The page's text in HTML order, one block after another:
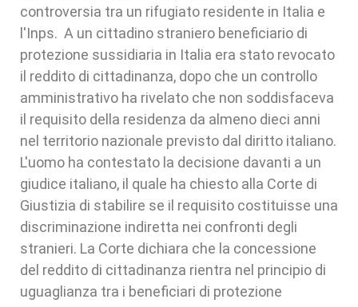
controversia tra un rifugiato residente in Italia e
l'Inps. A un cittadino straniero beneficiario di
protezione sussidiaria in Italia era stato revocato
il reddito di cittadinanza, dopo che un controllo
amministrativo ha rivelato che non soddisfaceva
il requisito della residenza da almeno dieci anni
nel territorio nazionale previsto dal diritto italiano.
L'uomo ha contestato la decisione davanti a un
giudice italiano, il quale ha chiesto alla Corte di
Giustizia di stabilire se il requisito costituisse una
discriminazione indiretta nei confronti degli
stranieri. La Corte dichiara che la concessione
del reddito di cittadinanza rientra nel principio di
uguaglianza tra i beneficiari di protezione